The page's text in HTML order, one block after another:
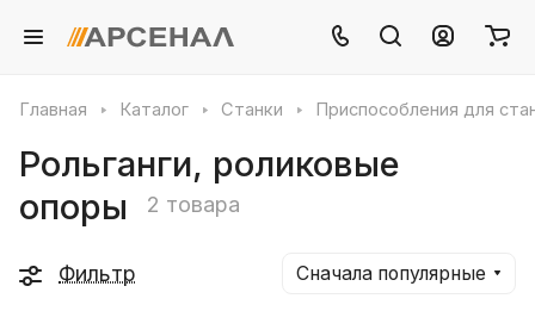
Главная Каталог Станки Приспособления для
Рольганги, роликовые
опоры
2 товара
Фильтр Сначала популярные